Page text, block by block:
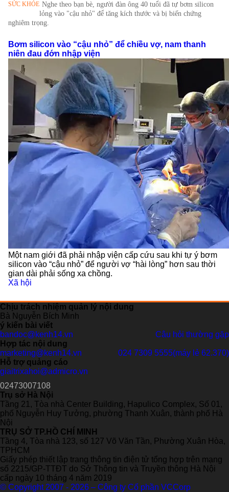
SỨC KHỎE Nghe theo bạn bè, người đàn ông 40 tuổi đã tự bơm silicon
lỏng vào "cậu nhỏ" để tăng kích thước và bị biến chứng
nghiêm trọng.
Bơm silicon vào “cậu nhỏ” để chiều vợ, nam thanh
niên đau đớn nhập viện
Một nam giới đã phải nhập viện cấp cứu sau khi tự ý bơm
silicon vào “cậu nhỏ” để người vợ “hài lòng” hơn sau thời
gian dài phải sống xa chồng.
Xã hội
Chịu trách nhiệm quản lý nội dung
Bà Nguyễn Bích Minh
ý kiến bài viết
bandoc@kenh14.vn
Câu hỏi thường gặp
Hợp tác nội dung
marketing@kenh14.vn
024 7309 5555
Hỗ trợ quảng cáo
giaitrixahoi@admicro.vn
02473007108
Trụ sở Hà Nội
Tầng 21, Tòa nhà Center Building, Hapulico Complex, Số 01,
phố Nguyễn Huy Tưởng, phường Thanh Xuân, thành phố Hà
Nội
TRỤ SỞ TP.HỒ CHÍ MINH
Tầng 4, Tòa nhà 123, số 127 Võ Văn Tần, Phường Xuân Hòa,
TPHCM
Giấy phép thiết lập trang thông tin điện tử tổng hợp trên mạng
số 2215/GP-TTĐT do Sở Thông tin và Truyền thông Hà Nội
cấp ngày 10 tháng 4 năm 2019
© Copyright 2007 - 2026 – Công ty Cổ phần VCCorp